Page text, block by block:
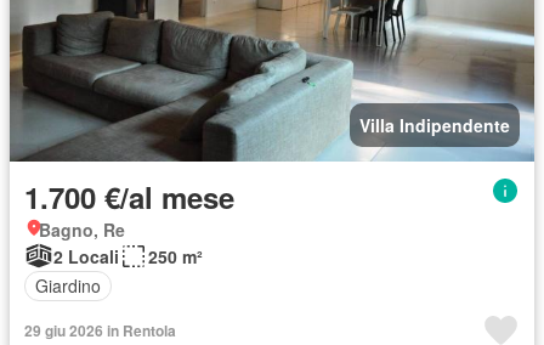
Villa Indipendente
1.700 €/al mese
Bagno, Re
2 Locali
250 m²
Giardino
29 giu 2026 in Rentola